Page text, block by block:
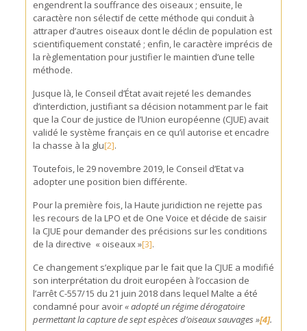
engendrent la souffrance des oiseaux ; ensuite, le
caractère non sélectif de cette méthode qui conduit à
attraper d’autres oiseaux dont le déclin de population est
scientifiquement constaté ; enfin, le caractère imprécis de
la règlementation pour justifier le maintien d’une telle
méthode.
Jusque là, le Conseil d’État avait rejeté les demandes
d’interdiction, justifiant sa décision notamment par le fait
que la Cour de justice de l’Union européenne (CJUE) avait
validé le système français en ce qu’il autorise et encadre
la chasse à la glu[2].
Toutefois, le 29 novembre 2019, le Conseil d’Etat va
adopter une position bien différente.
Pour la première fois, la Haute juridiction ne rejette pas
les recours de la LPO et de One Voice et décide de saisir
la CJUE pour demander des précisions sur les conditions
de la directive « oiseaux »[3].
Ce changement s’explique par le fait que la CJUE a modifié
son interprétation du droit européen à l’occasion de
l’arrêt C-557/15 du 21 juin 2018 dans lequel Malte a été
condamné pour avoir« adopté un régime dérogatoire
permettant la capture de sept espèces d’oiseaux sauvages »[4].